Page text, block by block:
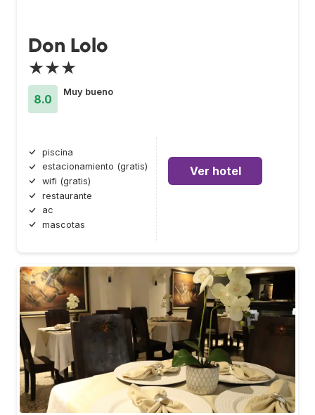
Don Lolo
★★★
8.0
Muy bueno
piscina
estacionamiento (gratis)
wifi (gratis)
restaurante
ac
mascotas
Ver hotel